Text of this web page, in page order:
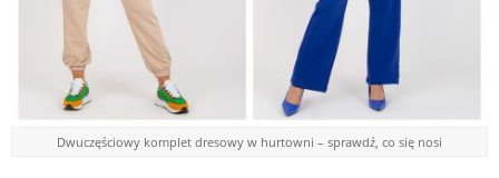
Dwuczęściowy komplet dresowy w hurtowni – sprawdź, co się nosi